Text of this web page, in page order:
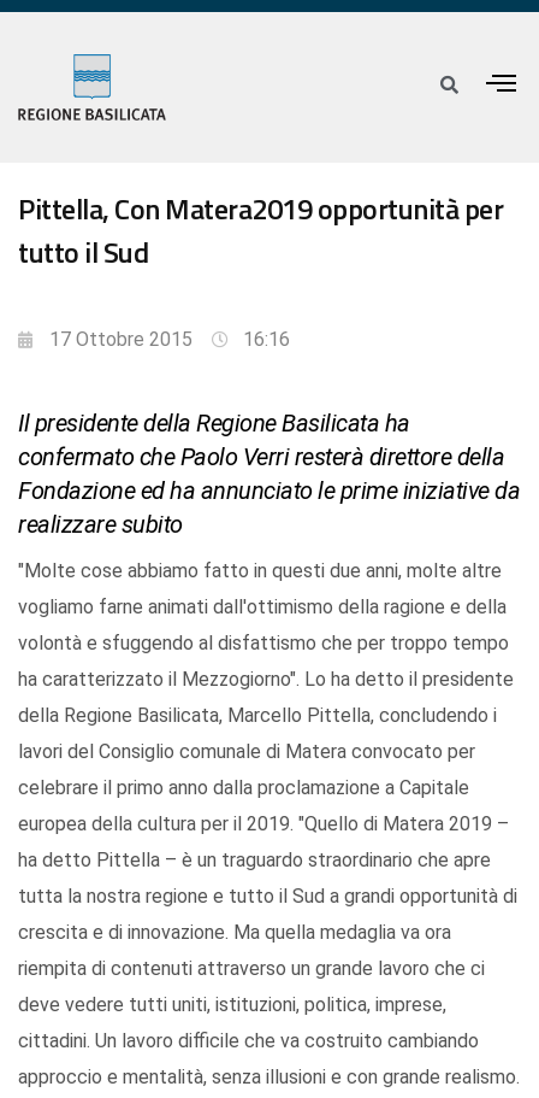
Pittella, Con Matera2019 opportunità per
tutto il Sud
17 Ottobre 2015 16:16
Il presidente della Regione Basilicata ha
confermato che Paolo Verri resterà direttore della
Fondazione ed ha annunciato le prime iniziative da
realizzare subito
"Molte cose abbiamo fatto in questi due anni, molte altre
vogliamo farne animati dall'ottimismo della ragione e della
volontà e sfuggendo al disfattismo che per troppo tempo
ha caratterizzato il Mezzogiorno". Lo ha detto il presidente
della Regione Basilicata, Marcello Pittella, concludendo i
lavori del Consiglio comunale di Matera convocato per
celebrare il primo anno dalla proclamazione a Capitale
europea della cultura per il 2019. "Quello di Matera 2019 –
ha detto Pittella – è un traguardo straordinario che apre
tutta la nostra regione e tutto il Sud a grandi opportunità di
crescita e di innovazione. Ma quella medaglia va ora
riempita di contenuti attraverso un grande lavoro che ci
deve vedere tutti uniti, istituzioni, politica, imprese,
cittadini. Un lavoro difficile che va costruito cambiando
approccio e mentalità, senza illusioni e con grande realismo.